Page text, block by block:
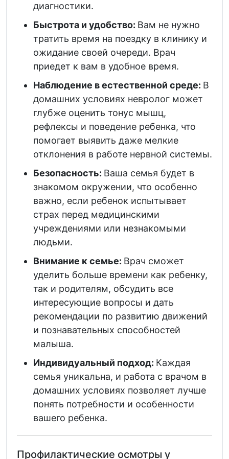
диагностики.
Быстрота и удобство: Вам не нужно
тратить время на поездку в клинику и
ожидание своей очереди. Врач
приедет к вам в удобное время.
Наблюдение в естественной среде: В
домашних условиях невролог может
глубже оценить тонус мышц,
рефлексы и поведение ребенка, что
помогает выявить даже мелкие
отклонения в работе нервной системы.
Безопасность: Ваша семья будет в
знакомом окружении, что особенно
важно, если ребенок испытывает
страх перед медицинскими
учреждениями или незнакомыми
людьми.
Внимание к семье: Врач сможет
уделить больше времени как ребенку,
так и родителям, обсудить все
интересующие вопросы и дать
рекомендации по развитию движений
и познавательных способностей
малыша.
Индивидуальный подход: Каждая
семья уникальна, и работа с врачом в
домашних условиях позволяет лучше
понять потребности и особенности
вашего ребенка.
Профилактические осмотры у